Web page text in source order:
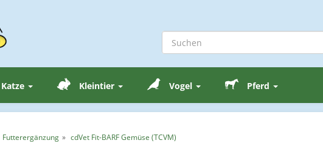
Katze Kleintier Vogel Pferd
Futterergänzung cdVet Fit-BARF Gemüse (TCVM)